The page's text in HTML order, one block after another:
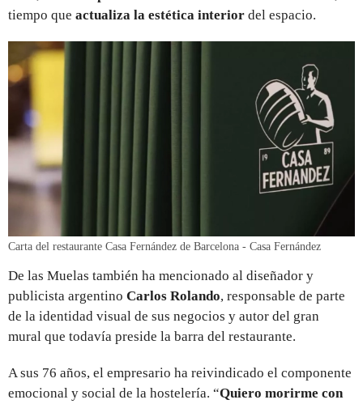
tiempo que actualiza la estética interior del espacio.
Carta del restaurante Casa Fernández de Barcelona - Casa Fernández
De las Muelas también ha mencionado al diseñador y
publicista argentino Carlos Rolando, responsable de parte
de la identidad visual de sus negocios y autor del gran
mural que todavía preside la barra del restaurante.
A sus 76 años, el empresario ha reivindicado el componente
emocional y social de la hostelería. “Quiero morirme con